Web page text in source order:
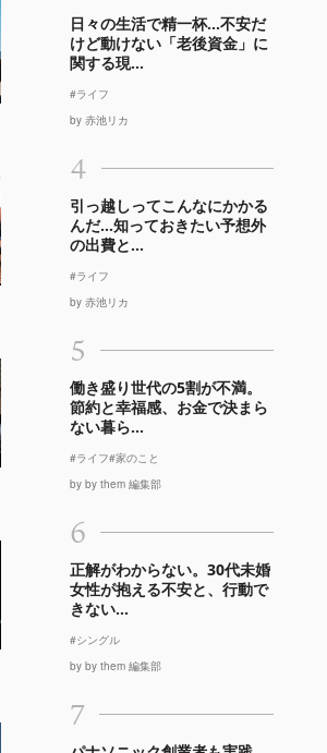
日々の生活で精一杯…不安だ
けど動けない「老後資金」に
関する現...
#ライフ
by 赤池リカ
4
引っ越しってこんなにかかる
んだ…知っておきたい予想外
の出費と...
#ライフ
by 赤池リカ
5
働き盛り世代の5割が不満。
節約と幸福感、お金で決まら
ない暮ら...
#ライフ#家のこと
by by them 編集部
6
正解がわからない。30代未婚
女性が抱える不安と、行動で
きない...
#シングル
by by them 編集部
7